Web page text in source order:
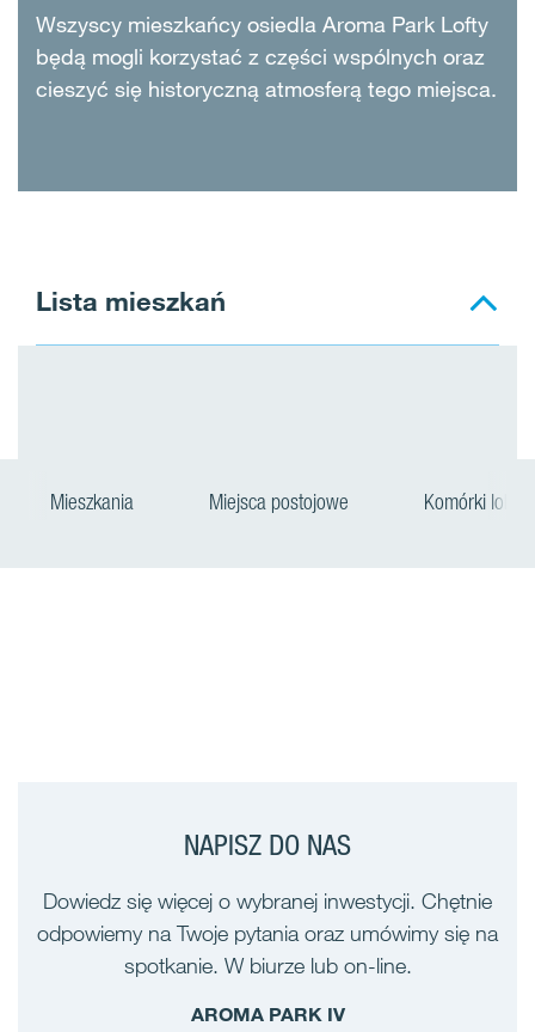
Wszyscy mieszkańcy osiedla Aroma Park Lofty
będą mogli korzystać z części wspólnych oraz
cieszyć się historyczną atmosferą tego miejsca.
Lista mieszkań
Mieszkania Miejsca postojowe Komórki
NAPISZ DO NAS
Dowiedz się więcej o wybranej inwestycji. Chętnie
odpowiemy na Twoje pytania oraz umówimy się na
spotkanie. W biurze lub on-line.
AROMA PARK IV